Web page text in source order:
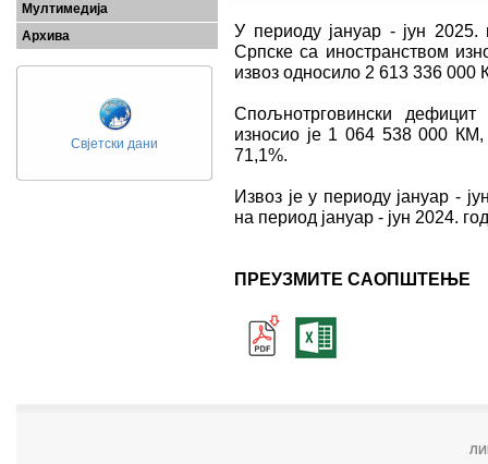
Мултимедија
Архива
Свјетски дани
У периоду јануар - јун 2025.
Српске са иностранством
извоз односило 2 613 336
Спољнотрговински
износио је 1 064 538 000 КМ,
71,1%.
Извоз је у периоду јануар -
на период јануар - јун 2024.
ПРЕУЗМИТЕ САОПШТЕЊЕ